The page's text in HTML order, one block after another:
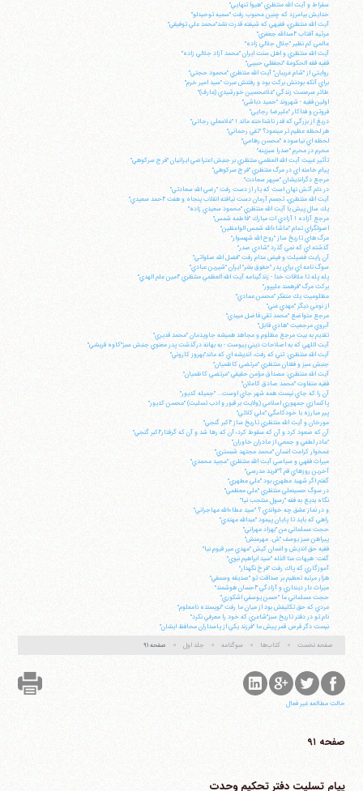
سقراط و آيت الله منتظري "هيوا تنهايي"
خدايش بيامرزد كه چنين محبوب رفت "سميه توحيدلو"
آيت الله منتظري، فقيهي كه شيفته قدرت نشد"محمد علي توفيقي"
مرثيه آفتاب "اسدالله جعفري"
عالمي كم نظير "جلال جلالي زاده"
آيت الله منتظري و اهل سنت ايران "محمد آزاد جلالي زاده"
فقيه فقه الحكومة "نجفقلي حبيبي"
روايتي از "شام غريبان" آيت الله منتظري "محمود حجتي"
براي آنكه بودنش بركت بود و رفتنش عبرت "سيد امير خرم"
طائر سرمست زندگي "غلامحسين خورشيدي (عارف)"
اولين فقيه - شهروند "حميد دباشي"
فروتن و فداكار "عليرضا رجايي"
دريغ از بزرگي كه قدر ناشناخته ماند ! "غلامعلي رجائي"
هر لحظه عظيم تر مي‎نمود؟ "تقي رحماني"
لحظه اي نياسوده "محسن رهامي"
محرم در محرم "صدرا سبزينه"
تأثير غيبت آيت الله العظمي منتظري بر جنبش اعتراضي ايرانيان "فرج سركوهي"
پيام خامنه اي در مرگ منتظري "فرج سركوهي"
مرجع دگرانديشان "سپهر سعادت"
در دلم آتش نهان است كه يار از دست رفت "رضي الله سعادتي"
آيت الله منتظري، تجسم آرمان دست نيافته انقلاب پنجاه و هفت "احمد سعيدي"
يك سال پيش با آيت الله منتظري "محمود سعيدي زاده"
مرجع آزاده ! آزادي ات مبارك "فاطمه شمس"
اصولگراي تمام "ماشاءالله شمس الواعظين"
مرگ هاي تاريخ ساز "روح الله شهسوار"
گذشته اي كه نمي گذرد "شادي صدر"
آن رايت فضيلت و فيض مدام رفت "فضل الله صلواتي"
سوگ نامه اي براي پدر "حقوق بشر" ايران "شيرين عبادي"
پله پله تا ملاقات خدا - زندگينامه آيت الله العظمي منتظري "امين علم الهدي"
بركت مرگ "فرهمند عليپور"
مظلوميت يك متفكر "محسن عمادي"
از نوعي ديگر "مهدي غني"
مرجع متواضع "محمد تقي فاضل ميبدي"
آبروي مرجعيت "هادي قابل"
تقديم به بيت مرجع مظلوم و مجاهد هميشه جاويدمان "محمد قديري"
آيت اللهي كه به اصلاحات ديني پيوست - به بهانه درگذشت پدر معنوي جنبش سبز"كاوه قريشي"
آيت الله منتظري: تني كه رفت، انديشه اي كه ماند"بهروز كاروني"
جنبش سبز و فقدان منتظري "مرتضي كاظميان"
آيت الله منتظري: مصداق مؤمن حقيقي "مرتضي كاظميان"
فقيه متفاوت "محمد صادق كاملان"
آن را كه جاي نيست همه شهر جاي اوست... "جميله كديور"
پاكسازي جمهوري اسلامي (ولايت بر قبور و ادب تسليت) "محسن كديور"
پير مبارزه با خودكامگي "علي كلائي"
مورخان و آيت الله منتظري تاريخ ساز "اكبر گنجي"
آن كه صعود كرد و آن كه سقوط كرد؛ آن كه رها شد و آن كه گرفتار"اكبر گنجي"
"مادر لطفي و جمعي از مادران خاوران"
غمخوار كرامت انسان "محمد مجتهد شبستري"
ميراث فقهي و سياسي آيت الله منتظري "مجيد محمدي"
آخرين روزهاي قم ؟"فريد مدرسي"
گفتم اگر شهيد مطهري بود "علي مطهري"
در سوگ حسينعلي منتظري "علي معظمي"
نگاه بديع به فقه "رسول منتجب نيا"
و در نماز عشق چه خواندي ؟ "سيد عطاءالله مهاجراني"
راهي كه بايد تا پايان پيمود "عبدالله مهتدي"
حجت مسلماني من "بهزاد مهراني"
پيراهن سبز يوسف "ش. مهرمنش"
فقيه حق انديش و انسان كيش "مهدي مير قيوم نيا"
گفت: هيهات منا الذله "سيد ابراهيم نبوي"
آموزگاري كه پاك رفت "فرخ نگهدار"
هزار مرتبه تعظيم بر صداقت تو "صديقه وسمقي"
ميراث دار دينداري و آزادگي "احسان هوشمند"
حجت مسلماني ما "حسن يوسفي اشكوري"
مردي كه حق تكليفش بود از ميان ما رفت "نويسنده نامعلوم"
نام تو در دفتر تاريخ سبز"شاعري كه خود را معرفي نكرد"
نيست دگر قرص قمر پيش ما "فرزند يكي از پاسداران محافظ ايشان"
صفحه نخست
کتاب‌ها سوگنامه جلد اول صفحه ۹۱
حالت مطالعه غیر فعال
صفحه ۹۱
پیام تسلیت دفتر تحکیم وحدت